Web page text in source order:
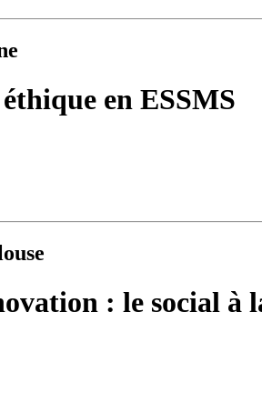
en ESSMS
: le social à